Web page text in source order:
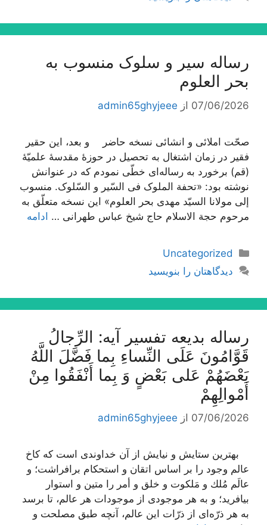
رساله سیر و سلوک منسوب به
بحر العلوم
07/06/2026 از admin65ghyjeee
صحّت املائی و انشائی نسخه حاضر و بعد، این حقیر
فقیر در زمان اشتغال به تحصیل در حوزۀ مقدسۀ علمیّۀ
(قم) برخورد به رساله‌اى خطّى نمودم که در عنوانش
نوشته بود: «تحفة الملوک فی السّیر و السّلوک. منسوب
إلى مولانا السیّد مهدى بحر العلوم» این نسخه متعلّق به
مرحوم حجة الاسلام حاج شیخ عباس طهرانى … ادامه
دسته‌ها
Uncategorized
دیدگاهتان را بنویسید
رساله بدیعه تفسیر آیه: الرِّجالُ
قَوَّامُونَ عَلَى النِّساءِ بِما فَضَّلَ اللَّهُ
بَعْضَهُمْ عَلى‌ بَعْضٍ وَ بِما أَنْفَقُوا مِنْ
أَمْوالِهِمْ‌
07/06/2026 از admin65ghyjeee
بهترین ستایش و نیایش از آن خداوندى است كه كاخ
عالم وجود را بر اساس اتقان و استحكام برافراشت؛ و
عالَم مُلك و مَلكوت و خلق و أمر را متین و استوار
بیافرید؛ و به هر موجودى از موجودات هر عالم، تا برسد
به هر ذرّه‌اى از ذرّات این عالم، آنچه طبق مصلحت و